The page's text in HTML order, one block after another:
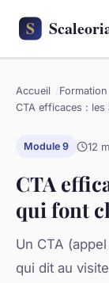
Accueil Formation
CTA efficaces :
Module 9 12
CTA
qui font
Un CTA
qui dit au